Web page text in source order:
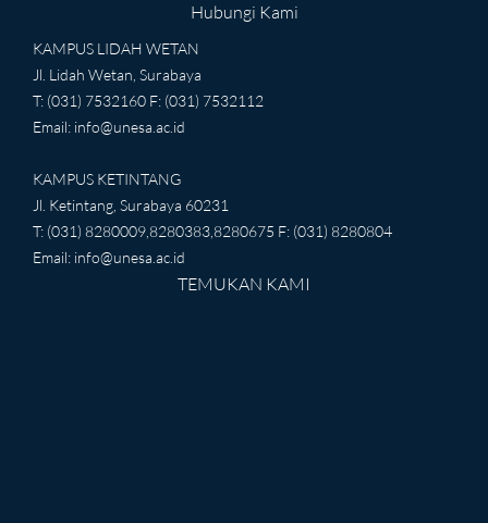
Hubungi Kami
KAMPUS LIDAH WETAN
Jl. Lidah Wetan, Surabaya
T: (031) 7532160 F: (031) 7532112
Email: info@unesa.ac.id
KAMPUS KETINTANG
Jl. Ketintang, Surabaya 60231
T: (031) 8280009,8280383,8280675 F: (031) 8280804
Email: info@unesa.ac.id
TEMUKAN KAMI